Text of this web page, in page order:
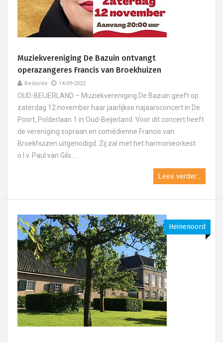
Muziekvereniging De Bazuin ontvangt
operazangeres Francis van Broekhuizen
Redactie 14-09-2022
OUD-BEIJERLAND – Muziekvereniging De Bazuin geeft op
zaterdag 12 november haar jaarlijkse najaarsconcert in De
Poort, Polderlaan 1 in Oud-Beijerland. Voor dit concert heeft
de vereniging sopraan en comédienne Francis van
Broekhuizen uitgenodigd. Zij zal met het harmonieorkest
o.l.v. Paul van Gils....
Lees verder...
Heinenoord